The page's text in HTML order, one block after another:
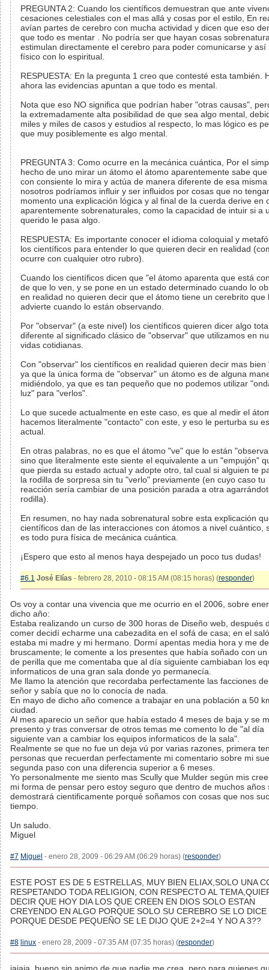
PREGUNTA 2: Cuando los científicos demuestran que ante
cesaciones celestiales con el mas allá y cosas por el estilo, En
avían partes de cerebro con mucha actividad y dicen que eso
que todo es mentar . No podría ser que hayan cosas
estimulan directamente el cerebro para poder comunicarse y así
físico con lo espiritual.
RESPUESTA: En la pregunta 1 creo que contesté esta también.
ahora las evidencias apuntan a que todo es mental.
Nota que eso NO significa que podrían haber "otras causas",
la extremadamente alta posibilidad de que sea algo mental,
miles y miles de casos y estudios al respecto, lo mas lógico es
que muy posiblemente es algo mental.
PREGUNTA 3: Como ocurre en la mecánica cuántica, Por el
hecho de uno mirar un átomo el átomo aparentemente sabe
con consiente lo mira y actúa de manera diferente de esa
nosotros podríamos influir y ser influidos por cosas que no
momento una explicación lógica y al final de la cuerda derive en
aparentemente sobrenaturales, como la capacidad de intuir si a
querido le pasa algo.
RESPUESTA: Es importante conocer el idioma coloquial y
los científicos para entender lo que quieren decir en realidad
ocurre con cualquier otro rubro).
Cuando los científicos dicen que "el átomo aparenta que está
de que lo ven, y se pone en un estado determinado cuando lo
en realidad no quieren decir que el átomo tiene un cerebrito que
advierte cuando lo están observando.
Por "observar" (a este nivel) los científicos quieren dicer algo
diferente al significado clásico de "observar" que utilizamos en
vidas cotidianas.
Con "observar" los científicos en realidad quieren decir mas bien
ya que la única forma de "observar" un átomo es de alguna
midiéndolo, ya que es tan pequeño que no podemos utilizar
luz" para "verlos".
Lo que sucede actualmente en este caso, es que al medir el
hacemos literalmente "contacto" con este, y eso le perturba su
actual.
En otras palabras, no es que el átomo "ve" que lo están
sino que literalmente este siente el equivalente a un "empujón"
que pierda su estado actual y adopte otro, tal cual si alguien te
la rodilla de sorpresa sin tu "verlo" previamente (en cuyo caso tu
reacción sería cambiar de una posición parada a otra
rodilla).
En resumen, no hay nada sobrenatural sobre esta explicación
científicos dan de las interacciones con átomos a nivel cuántico,
es todo pura física de mecánica cuántica.
¡Espero que esto al menos haya despejado un poco tus dudas!
#6.1 José Elías - febrero 28, 2010 - 08:15 AM (08:15 horas) (responder)
Os voy a contar una vivencia que me ocurrio en el 2006, sobre
dicho año:
Estaba realizando un curso de 300 horas de Diseño web, después
comer decidí echarme una cabezadita en el sofá de casa; en el
estaba mi madre y mi hermano. Dormí apentas media hora y me
bruscamente; le comente a los presentes que había soñado con
de perilla que me comentaba que al día siguiente cambiaban los
informaticos de una gran sala donde yo permanecía.
Me llamo la atención que recordaba perfectamente las facciones
señor y sabía que no lo conocía de nada.
En mayo de dicho año comence a trabajar en una población a 50
ciudad.
Al mes aparecio un señor que había estado 4 meses de baja y se
presento y tras conversar de otros temas me comento lo de "al día
siguiente van a cambiar los equipos informaticos de la sala".
Realmente se que no fue un deja vú por varias razones, primera
personas que recuerdan perfectamente mi comentario sobre mi
segunda paso con una diferencia superior a 6 meses.
Yo personalmente me siento mas Scully que Mulder según mis
mi forma de pensar pero estoy seguro que dentro de muchos años
demostrará cientificamente porqué soñamos con cosas que nos
tiempo.
Un saludo.
Miguel
#7 Miguel - enero 28, 2009 - 06:29 AM (06:29 horas) (responder)
ESTE POST ES DE 5 ESTRELLAS, MUY BIEN ELIAX,SOLO UNA
RESPETANDO TODA RELIGION, CON RESPECTO AL
DECIR QUE HOY DIA LOS QUE CREEN EN DIOS SOLO ESTAN
CREYENDO EN ALGO PORQUE SOLO SU CEREBRO SE LO DICE
PORQUE DESDE PEQUEÑO SE LE DIJO QUE 2+2=4 Y NO A 3??
#8 linux - enero 28, 2009 - 07:35 AM (07:35 horas) (responder)